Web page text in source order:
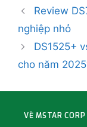
Review
nghiệp nhỏ
DS1525+
cho năm
VỀ MSTAR CORP